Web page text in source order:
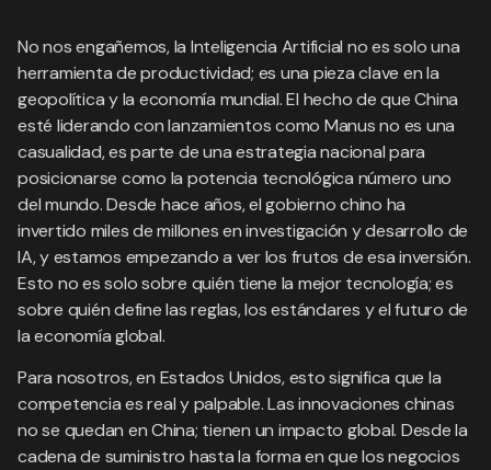
No nos engañemos, la Inteligencia Artificial no es solo una
herramienta de productividad; es una pieza clave en la
geopolítica y la economía mundial. El hecho de que China
esté liderando con lanzamientos como Manus no es una
casualidad, es parte de una estrategia nacional para
posicionarse como la potencia tecnológica número uno
del mundo. Desde hace años, el gobierno chino ha
invertido miles de millones en investigación y desarrollo de
IA, y estamos empezando a ver los frutos de esa inversión.
Esto no es solo sobre quién tiene la mejor tecnología; es
sobre quién define las reglas, los estándares y el futuro de
la economía global.
Para nosotros, en Estados Unidos, esto significa que la
competencia es real y palpable. Las innovaciones chinas
no se quedan en China; tienen un impacto global. Desde la
cadena de suministro hasta la forma en que los negocios